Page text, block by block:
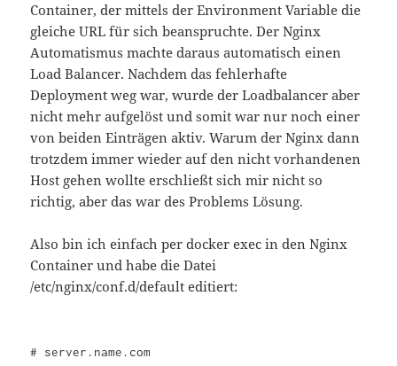
Container, der mittels der Environment Variable die
gleiche URL für sich beanspruchte. Der Nginx
Automatismus machte daraus automatisch einen
Load Balancer. Nachdem das fehlerhafte
Deployment weg war, wurde der Loadbalancer aber
nicht mehr aufgelöst und somit war nur noch einer
von beiden Einträgen aktiv. Warum der Nginx dann
trotzdem immer wieder auf den nicht vorhandenen
Host gehen wollte erschließt sich mir nicht so
richtig, aber das war des Problems Lösung.
Also bin ich einfach per docker exec in den Nginx
Container und habe die Datei
/etc/nginx/conf.d/default editiert:
# server.name.com